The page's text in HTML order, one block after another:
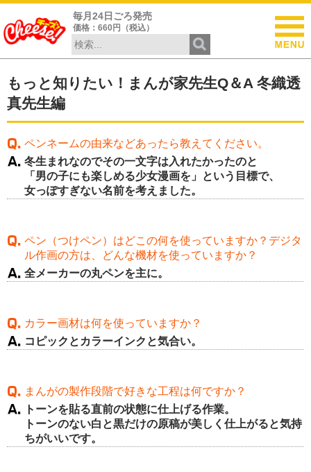
毎月24日ごろ発売
価格：660円（税込）
もっと知りたい！まんが家先生Q＆A 冬織透
真先生編
ペンネームの由来などあったら教えてください。
冬生まれなのでその一文字は入れたかったのと
「男の子にも楽しめる少女漫画を」という目標で、
女っぽすぎない名前を考えました。
ペン（つけペン）はどこの何を使っていますか？デジタ
ル作画の方は、どんな機材を使っていますか？
全メーカーの丸ペンを主に。
カラー画材は何を使っていますか？
コピックとカラーインクと気合い。
まんがの製作段階で好きな工程は何ですか？
トーンを貼る直前の状態に仕上げる作業。
トーンのない白と黒だけの原稿が美しく仕上がると気持
ちがいいです。